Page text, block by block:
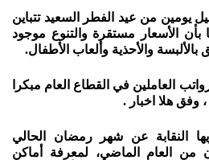
يومين من عيد الفطر السعيد تتباين
الأسعار مستقرة والتنوع موجود
والأحذية وألعاب الأطفال.
العاملين في القطاع العام مبكرا
وفق هلا اخبار .
النقابة عن شهر رمضان الحالي
العام الماضي، لمعرفة أماكن